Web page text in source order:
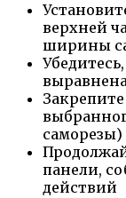
верхней
ширины
саморезы)
панели,
действий